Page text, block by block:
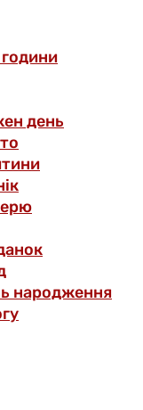
день
народження